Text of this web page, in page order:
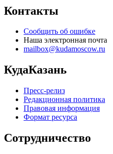
Контакты
Сообщить об ошибке
Наша электронная почта
mailbox@kudamoscow.ru
КудаКазань
Пресс-релиз
Редакционная политика
Правовая информация
Формат ресурса
Сотрудничество